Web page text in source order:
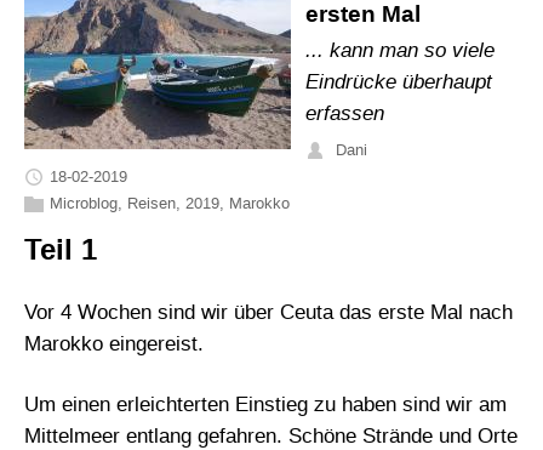
ersten Mal
... kann man so viele
Eindrücke überhaupt
erfassen
Dani
18-02-2019
Microblog, Reisen, 2019, Marokko
Teil 1
Vor 4 Wochen sind wir über Ceuta das erste Mal nach
Marokko eingereist.
Um einen erleichterten Einstieg zu haben sind wir am
Mittelmeer entlang gefahren. Schöne Strände und Orte